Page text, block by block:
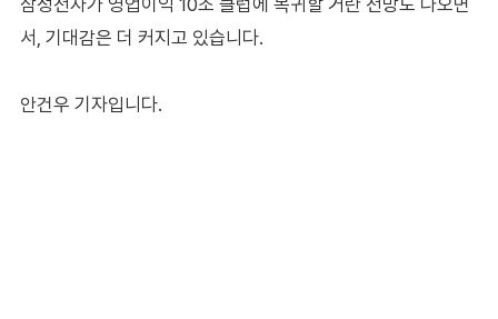
서, 기대감은 더 커지고 있습니다.
안건우 기자입니다.